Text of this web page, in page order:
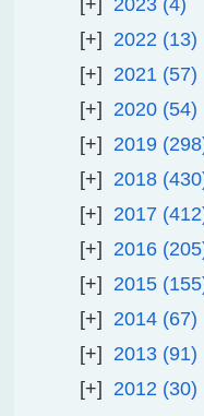
2022
13
2021
57
2020 54
2019 298
2018 430
2017 412
2016 205
2015 155
2014 67
2013 91
2012
30